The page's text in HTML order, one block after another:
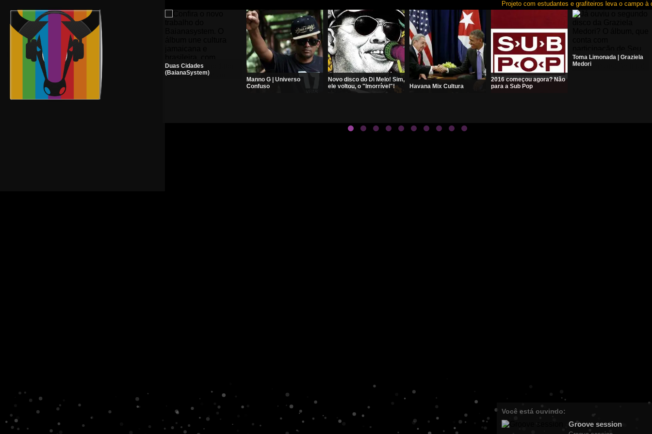
Você está ouvindo:
Groove session
Projeto com estudantes e grafiteiros leva o campo à
Prince | The Purple Mix
Duas Cidades
(BaianaSystem)
Manno G | Universo
Confuso
Novo disco do Di Melo! Sim,
ele voltou, o "Imorrível"!
Havana Mix Cultura
2016 começou agora? Não
para a Sub Pop
Toma Limonada | Graziela
Medori